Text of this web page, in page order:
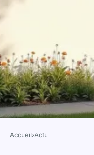
Accueil›Actu